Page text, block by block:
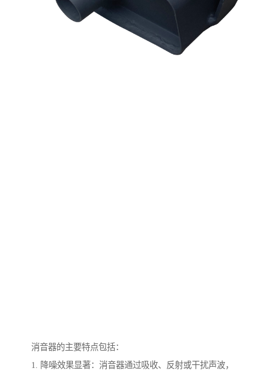
消音器的主要特点包括：
1. 降噪效果显著：消音器通过吸收、反射或干扰声波，